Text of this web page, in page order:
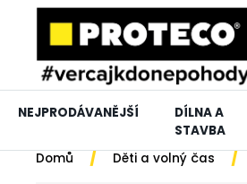
NEJPRODÁVANĚJŠÍ
DÍLNA A
STAVBA
Domů / Děti a volný čas /